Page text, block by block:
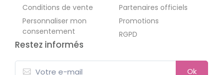
Conditions de vente
Personnaliser mon
consentement
Partenaires officiels
Promotions
RGPD
Restez informés
Ok